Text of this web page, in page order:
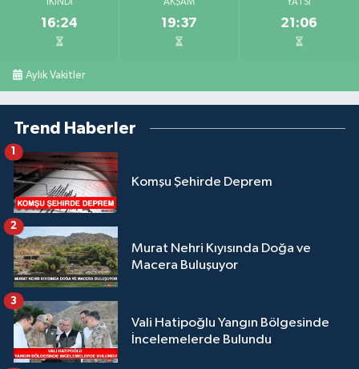
İKINDI
16:24
AKŞAM
19:37
YATSI
21:06
Aylık Vakitler
Trend Haberler
Komşu Şehirde Deprem
1
Murat Nehri Kıyısında Doğa ve
Macera Buluşuyor
2
Vali Hatipoğlu Yangın Bölgesinde
İncelemelerde Bulundu
3